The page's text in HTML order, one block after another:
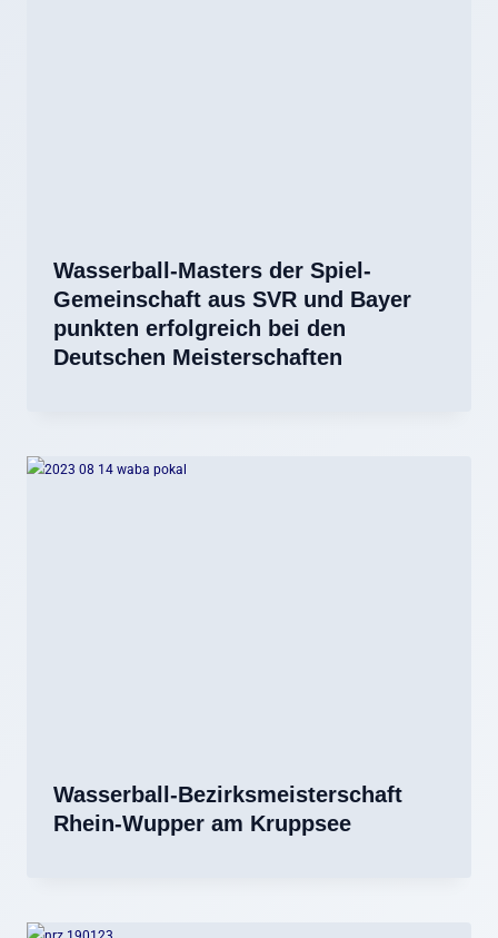
Wasserball-Masters der Spiel-
Gemeinschaft aus SVR und Bayer
punkten erfolgreich bei den
Deutschen Meisterschaften
Wasserball-Bezirksmeisterschaft
Rhein-Wupper am Kruppsee